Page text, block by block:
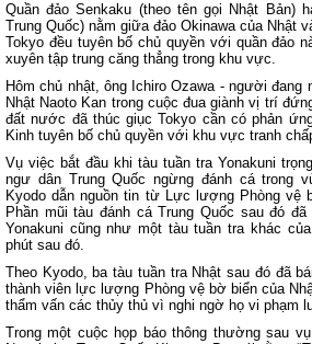
Quần đảo Senkaku (theo tên gọi Nhật Bản)
Trung Quốc) nằm giữa đảo Okinawa của Nhật
Tokyo đều tuyên bố chủ quyền với quần đảo
xuyên tập trung căng thẳng trong khu vực.
Hôm chủ nhật, ông Ichiro Ozawa - người
Nhật Naoto Kan trong cuộc đua giành vị trí
đất nước đã thúc giục Tokyo cần có phản
Kinh tuyên bố chủ quyền với khu vực tranh
Vụ việc bắt đầu khi tàu tuần tra Yonakuni
ngư dân Trung Quốc ngừng đánh cá trong
Kyodo dẫn nguồn tin từ Lực lượng Phòng vệ
Phần mũi tàu đánh cá Trung Quốc sau đó
Yonakuni cũng như một tàu tuần tra khác
phút sau đó.
Theo Kyodo, ba tàu tuần tra Nhật sau đó đã
thành viên lực lượng Phòng vệ bờ biển của
thẩm vấn các thủy thủ vì nghi ngờ họ vi phạm
Trong một cuộc họp báo thông thường sau